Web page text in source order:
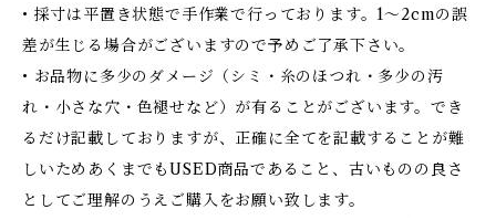
• 採寸は平置き状態で手作業で行っております。1～2cmの誤
差が生じる場合がございますので予めご了承下さい。
• お品物に多少のダメージ（シミ・糸のほつれ・多少の汚
れ・小さな穴・色褪せなど）が有ることがございます。でき
るだけ記載しておりますが、正確に全てを記載することが難
しいためあくまでもUSED商品であること、古いものの良さ
としてご理解のうえご購入をお願い致します。